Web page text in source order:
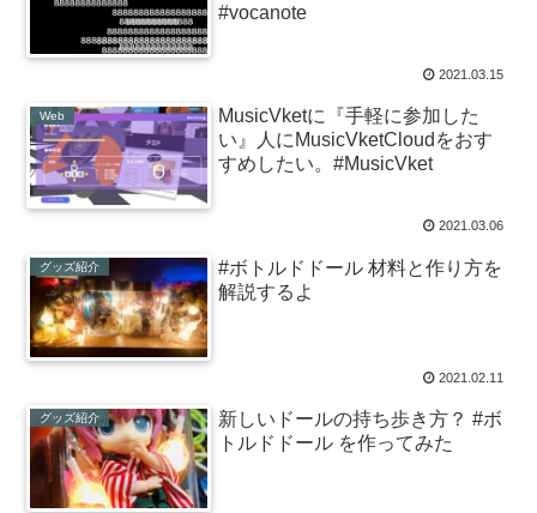
#vocanote
2021.03.15
Web
MusicVketに『手軽に参加した
い』人にMusicVketCloudをおす
すめしたい。#MusicVket
2021.03.06
グッズ紹介
#ボトルドドール 材料と作り方を
解説するよ
2021.02.11
グッズ紹介
新しいドールの持ち歩き方？ #ボ
トルドドール を作ってみた